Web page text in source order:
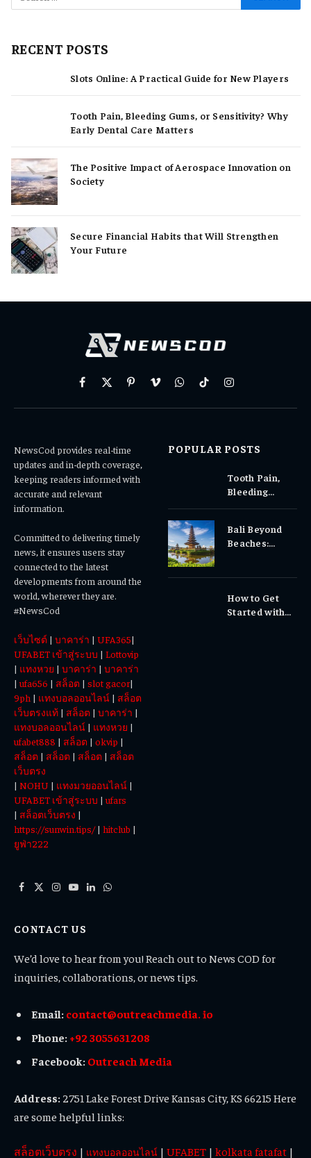
RECENT POSTS
Slots Online: A Practical Guide for New Players
Tooth Pain, Bleeding Gums, or Sensitivity? Why
Early Dental Care Matters
The Positive Impact of Aerospace Innovation on
Society
Secure Financial Habits that Will Strengthen
Your Future
Facebook
X
PinterestVimeoWhatsAppTikTokInstagram
NewsCod provides real-time
updates and in-depth coverage,
keeping readers informed with
accurate and relevant
information.
Committed to delivering timely
news, it ensures users stay
connected to the latest
developments from around the
world, wherever they are.
#NewsCod
เว็บไซต์ | บาคาร่า | UFA365|
UFABET เข้าสู่ระบบ | Lottovip
| แทงหวย | บาคาร่า | บาคาร่า
|ufa656 | สล็อต | slot gacor|
9ph | แทงบอลออนไลน์ | สล็อต
เว็บตรงแท้ | สล็อต | บาคาร่า |
แทงบอลออนไลน์ | แทงหวย |
ufabet888 | สล็อต | okvip |
สล็อต | สล็อต | สล็อต | สล็อต
เว็บตรง
| NOHU | แทงมวยออนไลน์ |
UFABET เข้าสู่ระบบ |ufars
| สล็อตเว็บตรง |
https://sunwin.tips/| hitclub |
ยูฟ่า222
Facebook
X
Instagram
YouTube
LinkedInWhatsApp
POPULAR POSTS
Tooth Pain,
Bleeding
Why Early
Dental Care
Bali Beyond
Beaches:
Experiences
How to Get
Started with
CONTACT US
We’d love to hear from you! Reach out to News COD for
inquiries, collaborations, or news tips.
Email: contact@outreachmedia. io
Phone: +92 3055631208
Facebook: Outreach Media
Address: 2751 Lake Forest Drive Kansas City, KS 66215 Here
are some helpful links:
สล็อตเว็บตรง | แทงบอลออนไลน์ | UFABET | kolkata fatafat |